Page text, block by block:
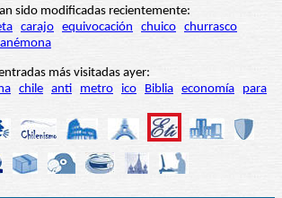
sido modificadas recientemente:
carajo equivocación chuico churrasco
anémona
más visitadas ayer:
chile anti metro ico Biblia economía para